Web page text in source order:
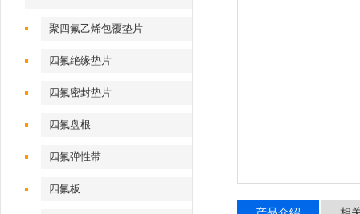
聚四氟乙烯包覆垫片
四氟绝缘垫片
四氟密封垫片
四氟盘根
四氟弹性带
四氟板